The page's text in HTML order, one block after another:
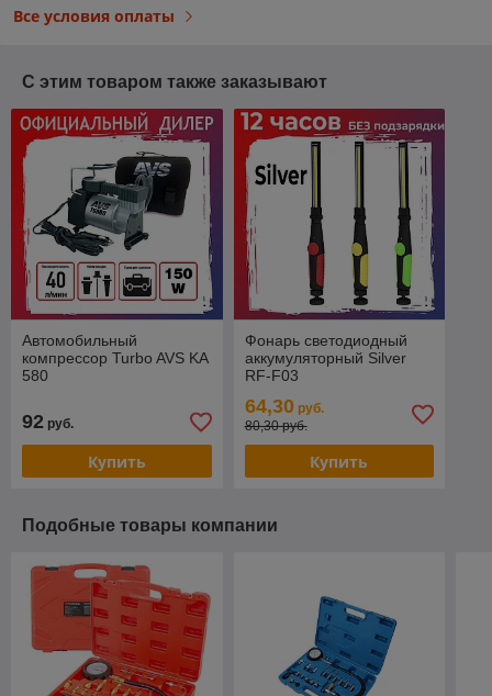
Все условия оплаты
С этим товаром также заказывают
Автомобильный
компрессор Turbo AVS KA
580
92 руб.
Купить
Фонарь светодиодный
аккумуляторный Silver
RF-F03
64,30руб.
80,30 руб.
Купить
Подобные товары компании